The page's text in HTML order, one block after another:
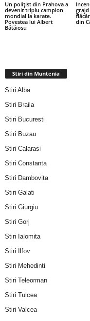
Un polițist din Prahova a
devenit triplu campion
mondial la karate.
Povestea lui Albert
Bătăiosu
din
Stiri din Muntenia
Stiri Alba
Stiri Braila
Stiri Bucuresti
Stiri Buzau
Stiri Calarasi
Stiri Constanta
Stiri Dambovita
Stiri Galati
Stiri Giurgiu
Stiri Gorj
Stiri Ialomita
Stiri Ilfov
Stiri Mehedinti
Stiri Teleorman
Stiri Tulcea
Stiri Valcea